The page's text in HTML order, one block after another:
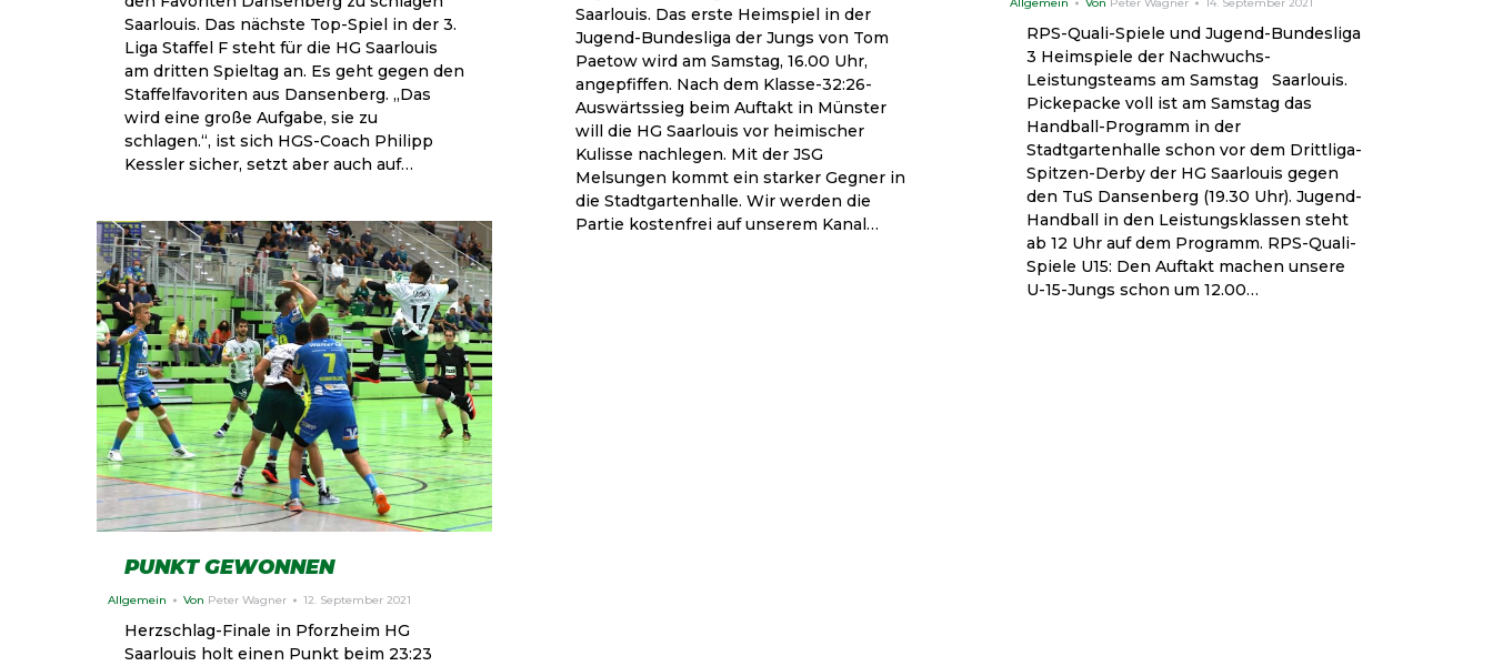
Saarlouis. Das erste Heimspiel in der
Jugend-Bundesliga der Jungs von Tom
Paetow wird am Samstag, 16.00 Uhr,
angepfiffen. Nach dem Klasse-32:26-
Auswärtssieg beim Auftakt in Münster
will die HG Saarlouis vor heimischer
Kulisse nachlegen. Mit der JSG
Melsungen kommt ein starker Gegner in
die Stadtgartenhalle. Wir werden die
Partie kostenfrei auf unserem Kanal…
Saarlouis. Das nächste Top-Spiel in der 3.
Liga Staffel F steht für die HG Saarlouis
am dritten Spieltag an. Es geht gegen den
Staffelfavoriten aus Dansenberg. „Das
wird eine große Aufgabe, sie zu
schlagen.“, ist sich HGS-Coach Philipp
Kessler sicher, setzt aber auch auf…
RPS-Quali-Spiele und Jugend-Bundesliga
3 Heimspiele der Nachwuchs-
Leistungsteams am Samstag Saarlouis.
Pickepacke voll ist am Samstag das
Handball-Programm in der
Stadtgartenhalle schon vor dem Drittliga-
Spitzen-Derby der HG Saarlouis gegen
den TuS Dansenberg (19.30 Uhr). Jugend-
Handball in den Leistungsklassen steht
ab 12 Uhr auf dem Programm. RPS-Quali-
Spiele U15: Den Auftakt machen unsere
U-15-Jungs schon um 12.00…
PUNKT GEWONNEN
Allgemein Von Peter Wagner 12. September 2021
Herzschlag-Finale in Pforzheim HG
Saarlouis holt einen Punkt beim 23:23